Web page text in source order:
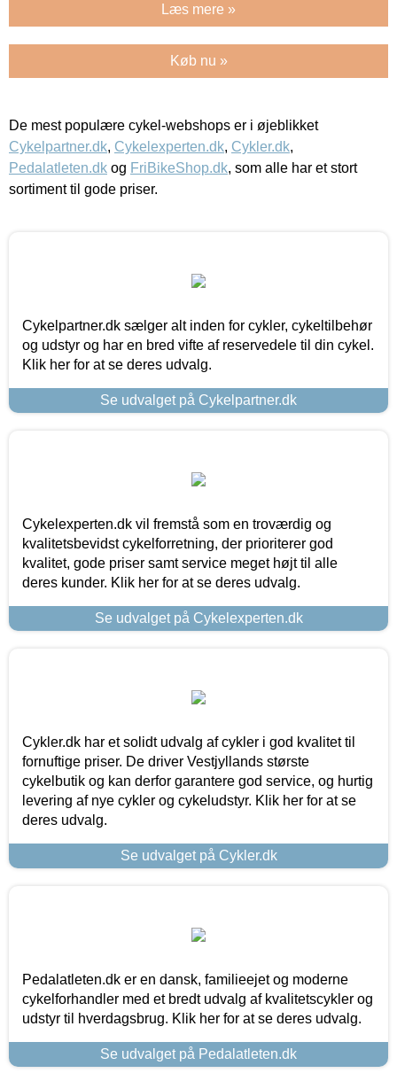
Læs mere »
Køb nu »
De mest populære cykel-webshops er i øjeblikket
Cykelpartner.dk, Cykelexperten.dk, Cykler.dk,
Pedalatleten.dk og FriBikeShop.dk, som alle har et stort
sortiment til gode priser.
Cykelpartner.dk sælger alt inden for cykler, cykeltilbehør
og udstyr og har en bred vifte af reservedele til din cykel.
Klik her for at se deres udvalg.
Se udvalget på Cykelpartner.dk
Cykelexperten.dk vil fremstå som en troværdig og
kvalitetsbevidst cykelforretning, der prioriterer god
kvalitet, gode priser samt service meget højt til alle
deres kunder. Klik her for at se deres udvalg.
Se udvalget på Cykelexperten.dk
Cykler.dk har et solidt udvalg af cykler i god kvalitet til
fornuftige priser. De driver Vestjyllands største
cykelbutik og kan derfor garantere god service, og hurtig
levering af nye cykler og cykeludstyr. Klik her for at se
deres udvalg.
Se udvalget på Cykler.dk
Pedalatleten.dk er en dansk, familieejet og moderne
cykelforhandler med et bredt udvalg af kvalitetscykler og
udstyr til hverdagsbrug. Klik her for at se deres udvalg.
Se udvalget på Pedalatleten.dk